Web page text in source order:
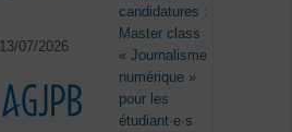
13/07/2026
candidatures :
Master class
« Journalisme
numérique »
pour les
étudiant·e·s